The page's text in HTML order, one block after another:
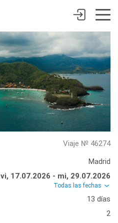
Viaje № 46274
Madrid
vi, 17.07.2026 - mi, 29.07.2026
Todas las fechas
13 días
2